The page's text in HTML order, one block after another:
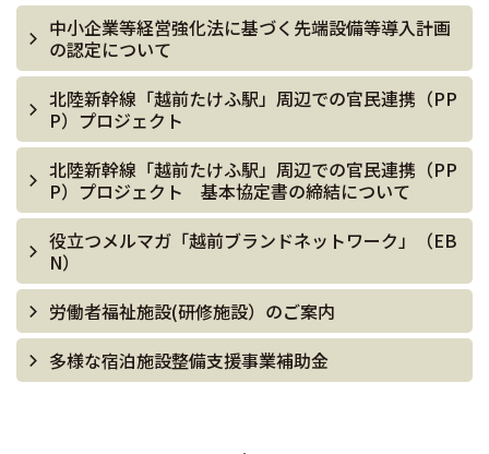
中小企業等経営強化法に基づく先端設備等導入計画
の認定について
北陸新幹線「越前たけふ駅」周辺での官民連携（PP
P）プロジェクト
北陸新幹線「越前たけふ駅」周辺での官民連携（PP
P）プロジェクト 基本協定書の締結について
役立つメルマガ「越前ブランドネットワーク」（EB
N）
労働者福祉施設(研修施設）のご案内
多様な宿泊施設整備支援事業補助金